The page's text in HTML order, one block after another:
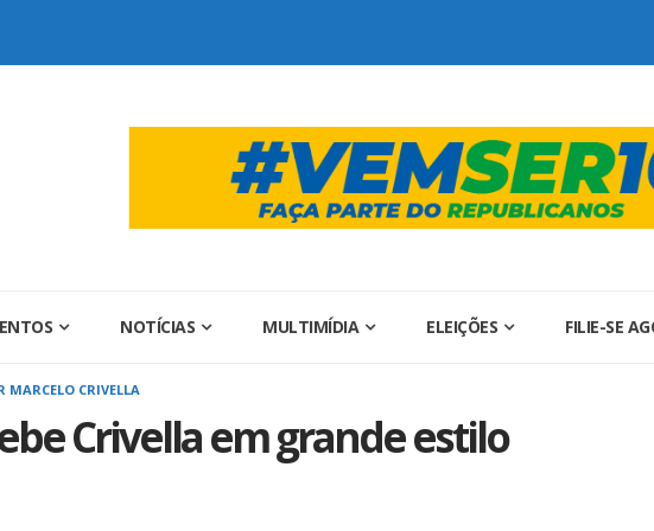
NOTÍCIAS MULTIMÍDIA ELEIÇÕES FILIE-SE
MARCELO CRIVELLA
Crivella em grande estilo